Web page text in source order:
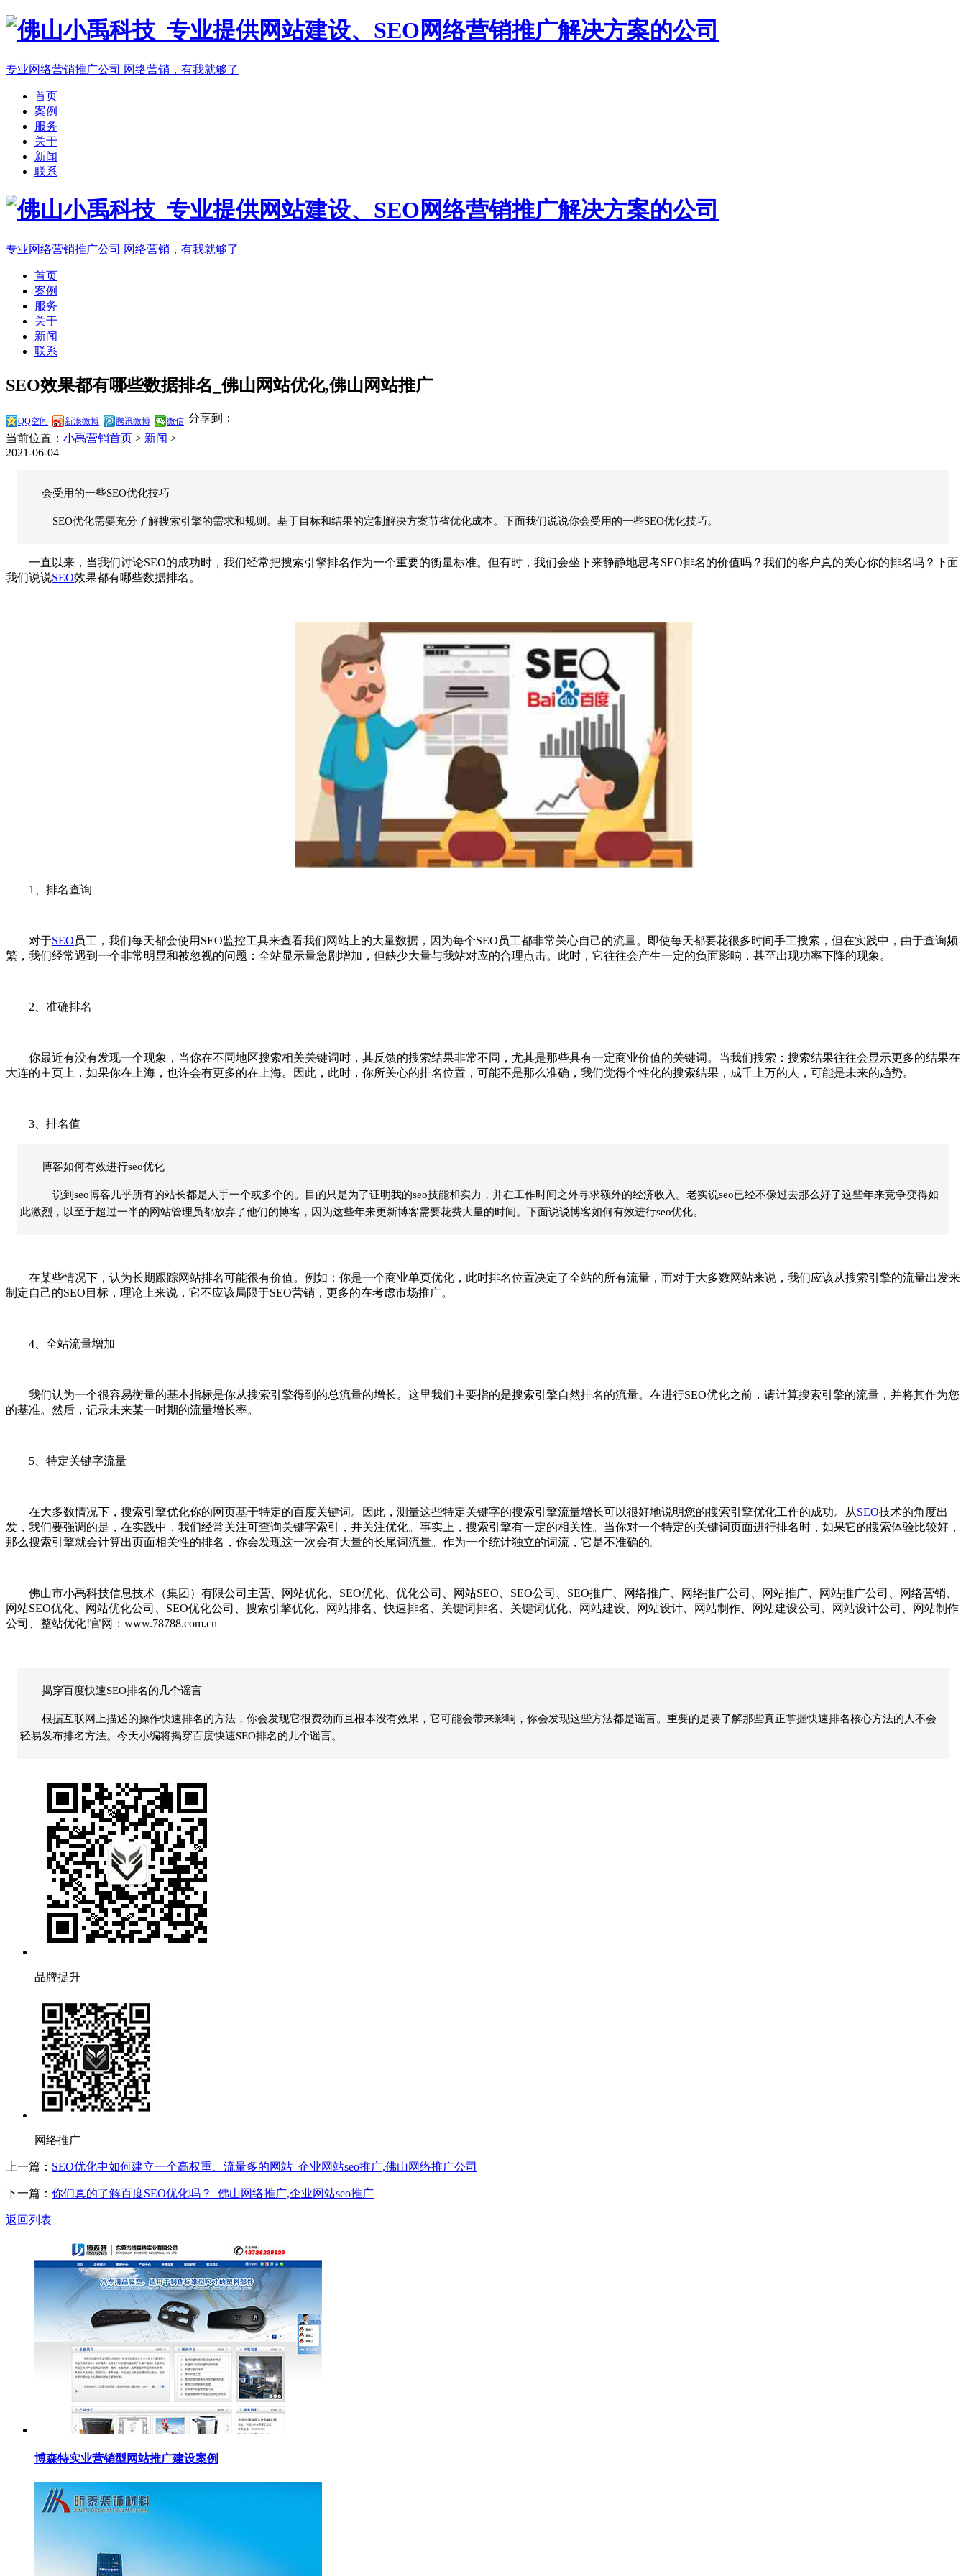
专业网络营销推广公司 网络营销，有我就够了
首页
案例
服务
关于
新闻
联系
专业网络营销推广公司 网络营销，有我就够了
首页
案例
服务
关于
新闻
联系
SEO效果都有哪些数据排名_佛山网站优化,佛山网站推广
分享到：
QQ空间 新浪微博 腾讯微博 微信
当前位置： 小禹营销首页 > 新闻 >
2021-06-04
会受用的一些SEO优化技巧
SEO优化需要充分了解搜索引擎的需求和规则。基于目标和结果的定制解决方案节省优化成本。下面我们说说你会受用的一些SEO优化技巧。
一直以来，当我们讨论SEO的成功时，我们经常把搜索引擎排名作为一个重要的衡量标准。但有时，我们会坐下来静静地思考SEO排名的价值吗？我们的客户真的关心你的排名吗？下面
我们说说SEO效果都有哪些数据排名。
1、排名查询
对于SEO 员工，我们每天都会使用SEO监控工具来查看我们网站上的大量数据，因为每个SEO员工都非常关心自己的流量。即使每天都要花很多时间手工搜索，但在实践中，由于查询频
繁，我们经常遇到一个非常明显和被忽视的问题：全站显示量急剧增加，但缺少大量与我站对应的合理点击。此时，它往往会产生一定的负面影响，甚至出现功率下降的现象。
2、准确排名
你最近有没有发现一个现象，当你在不同地区搜索相关关键词时，其反馈的搜索结果非常不同，尤其是那些具有一定商业价值的关键词。当我们搜索：搜索结果往往会显示更多的结果在
大连的主页上，如果你在上海，也许会有更多的在上海。因此，此时，你所关心的排名位置，可能不是那么准确，我们觉得个性化的搜索结果，成千上万的人，可能是未来的趋势。
3、排名值
博客如何有效进行seo优化
说到seo博客几乎所有的站长都是人手一个或多个的。目的只是为了证明我的seo技能和实力，并在工作时间之外寻求额外的经济收入。老实说seo已经不像过去那么好了这些年来竞争变得如
此激烈，以至于超过一半的网站管理员都放弃了他们的博客，因为这些年来更新博客需要花费大量的时间。下面说说博客如何有效进行seo优化。
在某些情况下，认为长期跟踪网站排名可能很有价值。例如：你是一个商业单页优化，此时排名位置决定了全站的所有流量，而对于大多数网站来说，我们应该从搜索引擎的流量出发来
制定自己的SEO目标，理论上来说，它不应该局限于SEO营销，更多的在考虑市场推广。
4、全站流量增加
我们认为一个很容易衡量的基本指标是你从搜索引擎得到的总流量的增长。这里我们主要指的是搜索引擎自然排名的流量。在进行SEO优化之前，请计算搜索引擎的流量，并将其作为您
的基准。然后，记录未来某一时期的流量增长率。
5、特定关键字流量
在大多数情况下，搜索引擎优化你的网页基于特定的百度关键词。因此，测量这些特定关键字的搜索引擎流量增长可以很好地说明您的搜索引擎优化工作的成功。从SEO技术的角度出
发，我们要强调的是，在实践中，我们经常关注可查询关键字索引，并关注优化。事实上，搜索引擎有一定的相关性。当你对一个特定的关键词页面进行排名时，如果它的搜索体验比较好，
那么搜索引擎就会计算出页面相关性的排名，你会发现这一次会有大量的长尾词流量。作为一个统计独立的词流，它是不准确的。
佛山市小禹科技信息技术（集团）有限公司主营、网站优化、SEO优化、优化公司、网站SEO、SEO公司、SEO推广、网络推广、网络推广公司、网站推广、网站推广公司、网络营销、
网站SEO优化、网站优化公司、SEO优化公司、搜索引擎优化、网站排名、快速排名、关键词排名、关键词优化、网站建设、网站设计、网站制作、网站建设公司、网站设计公司、网站制作
公司、整站优化!官网：www.78788.com.cn
揭穿百度快速SEO排名的几个谣言
根据互联网上描述的操作快速排名的方法，你会发现它很费劲而且根本没有效果，它可能会带来影响，你会发现这些方法都是谣言。重要的是要了解那些真正掌握快速排名核心方法的人不会
轻易发布排名方法。今天小编将揭穿百度快速SEO排名的几个谣言。
品牌提升
网络推广
上一篇： SEO优化中如何建立一个高权重、流量多的网站_企业网站seo推广,佛山网络推广公司
下一篇： 你们真的了解百度SEO优化吗？_佛山网络推广,企业网站seo推广
返回列表
博森特实业营销型网站推广建设案例